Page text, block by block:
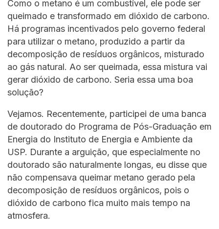
Como o metano é um combustível, ele pode ser
queimado e transformado em dióxido de carbono.
Há programas incentivados pelo governo federal
para utilizar o metano, produzido a partir da
decomposição de resíduos orgânicos, misturado
ao gás natural. Ao ser queimada, essa mistura vai
gerar dióxido de carbono. Seria essa uma boa
solução?
Vejamos. Recentemente, participei de uma banca
de doutorado do Programa de Pós-Graduação em
Energia do Instituto de Energia e Ambiente da
USP. Durante a arguição, que especialmente no
doutorado são naturalmente longas, eu disse que
não compensava queimar metano gerado pela
decomposição de resíduos orgânicos, pois o
dióxido de carbono fica muito mais tempo na
atmosfera.